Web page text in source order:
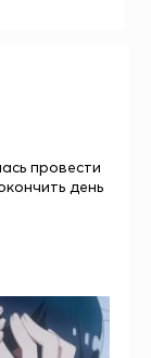
провести
день